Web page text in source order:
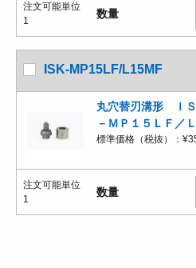
注文可能単位
1
数量
ISK-MP15LF/L15MF
丸穴替刃溝形 Ｉ
－ＭＰ１５ＬＦ／
標準価格（税抜）：
注文可能単位
1
数量